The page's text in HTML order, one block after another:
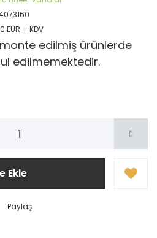
EUR + KDV
monte edilmiş ürünlerde
edilmemektedir.
Ekle
Paylaş